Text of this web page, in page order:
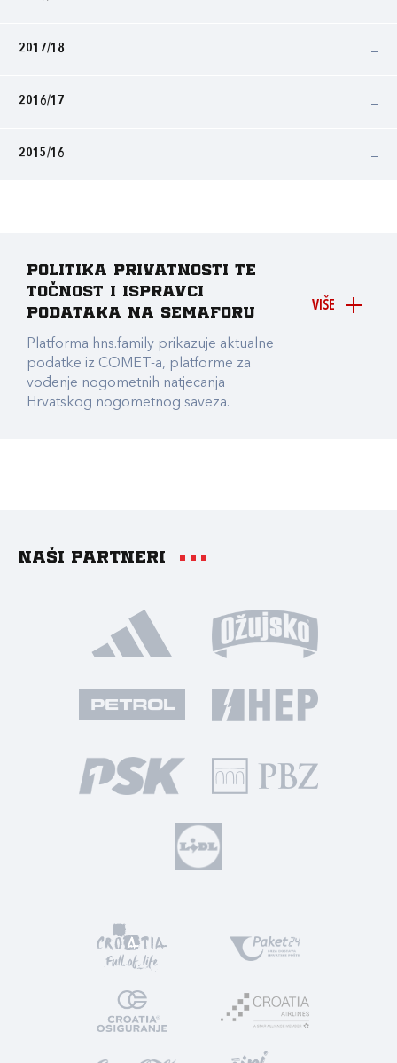
2017/18
2016/17
2015/16
VIŠE
Politika privatnosti te
točnost i ispravci
podataka na Semaforu
Platforma hns.family prikazuje aktualne
podatke iz COMET-a, platforme za
vođenje nogometnih natjecanja
Hrvatskog nogometnog saveza.
Naši partneri